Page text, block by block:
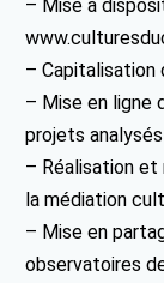
– Mise à
– Capitalisation
– Mise en ligne
projets analysés
– Réalisation
la médiation
– Mise en
observatoires